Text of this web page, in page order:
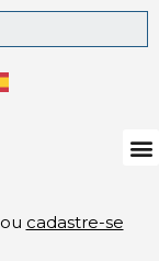
ou cadastre-se